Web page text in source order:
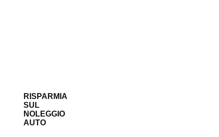
RISPARMIA
SUL
NOLEGGIO
AUTO